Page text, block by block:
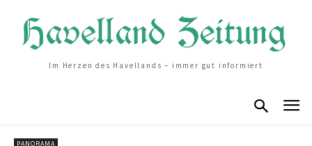
Im Herzen des Havellands – immer gut informiert
PANORAMA